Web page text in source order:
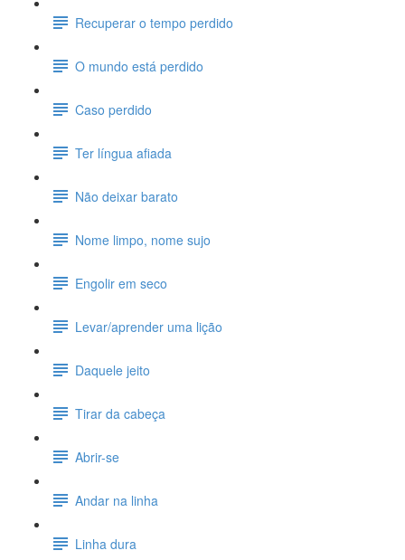
Recuperar o tempo perdido
O mundo está perdido
Caso perdido
Ter língua afiada
Não deixar barato
Nome limpo, nome sujo
Engolir em seco
Levar/aprender uma lição
Daquele jeito
Tirar da cabeça
Abrir-se
Andar na linha
Linha dura